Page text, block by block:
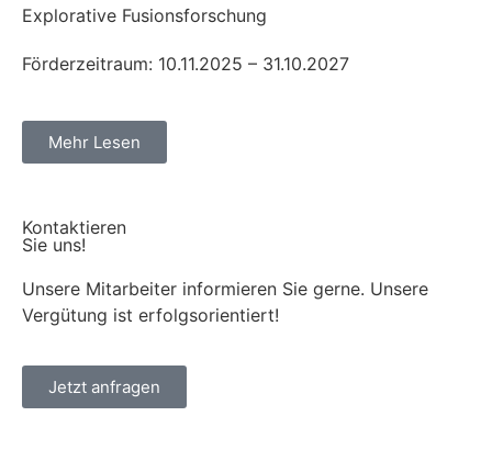
Explorative Fusionsforschung
Förderzeitraum: 10.11.2025 – 31.10.2027
Mehr Lesen
Kontaktieren
Sie uns!
Unsere Mitarbeiter informieren Sie gerne. Unsere
Vergütung ist erfolgsorientiert!
Jetzt anfragen